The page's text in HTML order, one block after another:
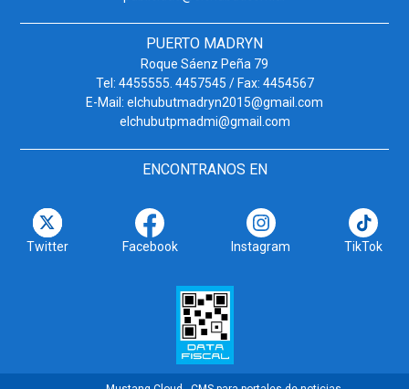
PUERTO MADRYN
Roque Sáenz Peña 79
Tel: 4455555. 4457545 / Fax: 4454567
E-Mail: elchubutmadryn2015@gmail.com
elchubutpmadmi@gmail.com
ENCONTRANOS EN
Twitter Facebook Instagram TikTok